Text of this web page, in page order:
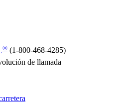
® (1-800-468-4285)
de llamada